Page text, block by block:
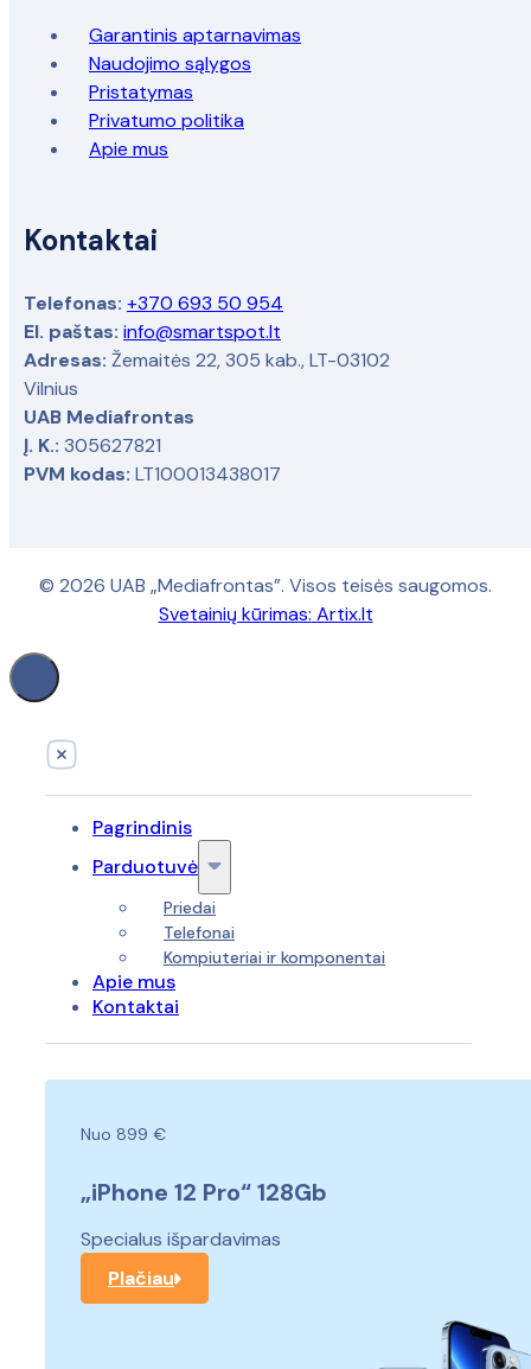
Garantinis aptarnavimas
Naudojimo sąlygos
Pristatymas
Privatumo politika
Apie mus
Kontaktai
Telefonas: +370 693 50 954
El. paštas: info@smartspot.lt
Adresas: Žemaitės 22, 305 kab., LT-03102
Vilnius
UAB Mediafrontas
Į. K.: 305627821
PVM kodas: LT100013438017
© 2026 UAB „Mediafrontas”. Visos teisės saugomos.
Svetainių kūrimas: Artix.lt
Pagrindinis
Parduotuvė
Priedai
Telefonai
Kompiuteriai ir komponentai
Apie mus
Kontaktai
Nuo 899 €
„iPhone 12 Pro“ 128Gb
Specialus išpardavimas
Plačiau